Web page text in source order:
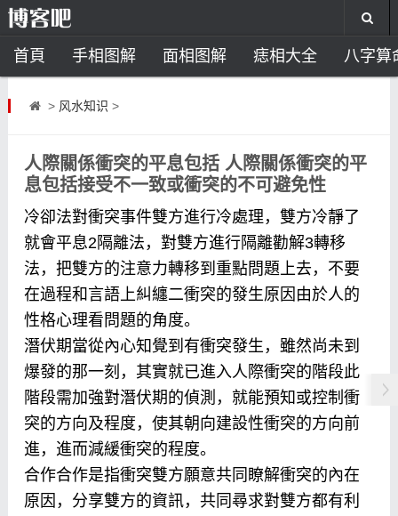
首頁 手相图解 面相图解 痣相大全 八字算
风水开运 助运饰品
> 风水知识 >
人際關係衝突的平息包括 人際關係衝突的平
息包括接受不一致或衝突的不可避免性
冷卻法對衝突事件雙方進行冷處理，雙方冷靜了
就會平息2隔離法，對雙方進行隔離勸解3轉移
法，把雙方的注意力轉移到重點問題上去，不要
在過程和言語上糾纏二衝突的發生原因由於人的
性格心理看問題的角度。
潛伏期當從內心知覺到有衝突發生，雖然尚未到
爆發的那一刻，其實就已進入人際衝突的階段此
階段需加強對潛伏期的偵測，就能預知或控制衝
突的方向及程度，使其朝向建設性衝突的方向前
進，進而減緩衝突的程度。
合作合作是指衝突雙方願意共同瞭解衝突的內在
原因，分享雙方的資訊，共同尋求對雙方都有利